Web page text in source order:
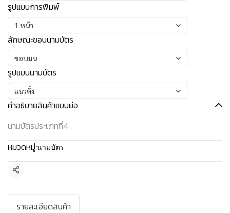
รูปแบบการพิมพ์
1 หน้า
ลักษณะขอบนามบัตร
ขอบมน
รูปแบบนามบัตร
แนวตั้ง
คำอธิบายสินค้าแบบย่อ
นามบัตรประเภทที่4
หมวดหมู่:นามบัตร
แชร์
รายละเอียดสินค้า